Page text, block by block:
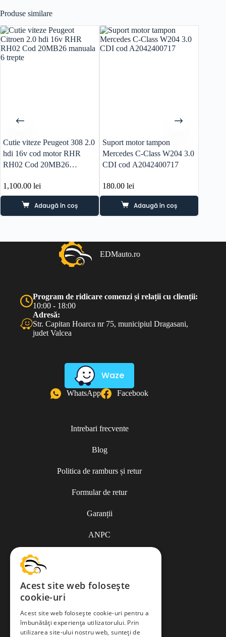
Produse similare
Cutie viteze Peugeot 308 2.0
hdi 16v cod motor RHR
RH02 Cod 20MB26
1,100.00 lei
Adaugă în coș
Suport motor tampon
Mercedes C-Class W204 3.0
CDI cod A2042400717
180.00lei
Adaugă în coș
EDMauto.ro
Program de ridicare comenzi și relații cu clienții:
10:00 - 18:00
Adresă:
Str. Capitan Hoarca nr 75, municipiul Dragasani,
judet Valcea
Waze
WhatsApp Facebook
Intrebari frecvente
Blog
Politica de ramburs și retur
Formular de retur
Garanții
ANPC
Termeni și condiții
Politica de confidențialitate
Acest site web folosește
cookie-uri
Acest site web folosește cookie-uri pentru a
îmbunătăți experiența utilizatorului. Prin
utilizarea site-ului nostru web, sunteți de